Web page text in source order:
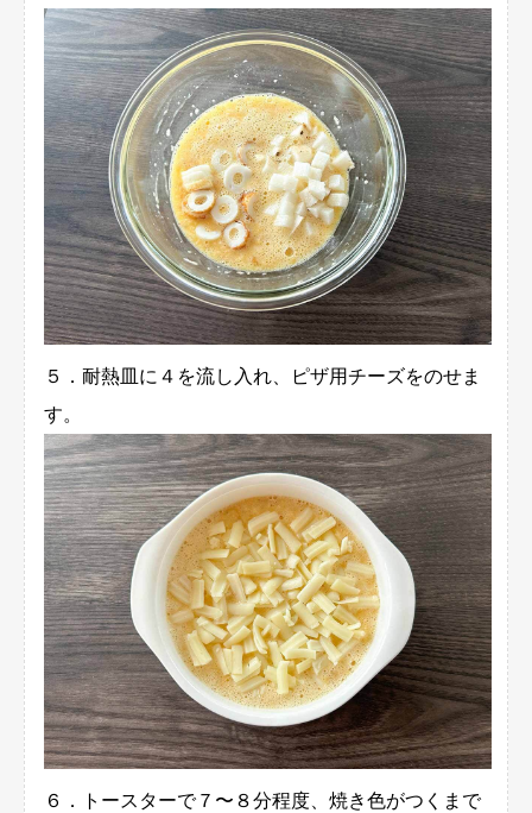
５．耐熱皿に４を流し入れ、ピザ用チーズをのせま
す。
６．トースターで７〜８分程度、焼き色がつくまで